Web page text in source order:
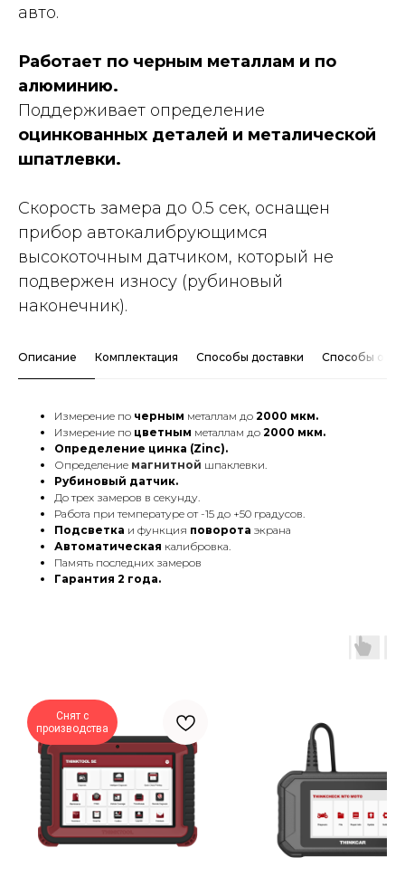
авто.
Работает по черным металлам и по
алюминию.
Поддерживает определение
оцинкованных деталей и металической
шпатлевки.
Скорость замера до 0.5 сек, оснащен
прибор автокалибрующимся
высокоточным датчиком, который не
подвержен износу (рубиновый
наконечник).
Описание Комплектация Способы доставки Способы
Измерение по черным металлам до 2000 мкм.
Измерение по цветным металлам до 2000 мкм.
Определение цинка (Zinc).
Определение магнитной шпаклевки.
Рубиновый датчик.
До трех замеров в секунду.
Работа при температуре от -15 до +50 градусов.
Подсветка и функция поворота экрана
Автоматическая калибровка.
Память последних замеров
Гарантия 2 года.
Снят с
производства